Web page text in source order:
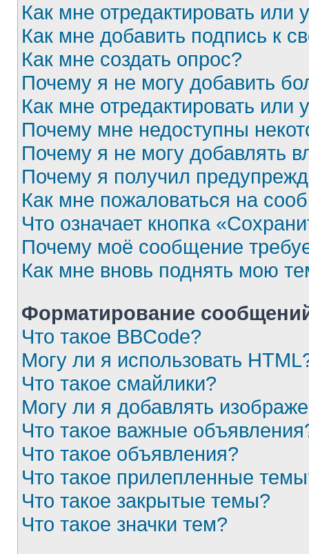
Как мне отредактировать или
Как мне добавить подпись к
Как мне создать опрос?
Почему я не могу добавить
Как мне отредактировать или
Почему мне недоступны
Почему я не могу добавлять
Почему я получил
Как мне пожаловаться на
Что означает кнопка
Почему моё сообщение
Как мне вновь поднять мою
Форматирование
Что такое BBCode?
Могу ли я использовать
Что такое смайлики?
Могу ли я добавлять
Что такое важные
Что такое объявления?
Что такое прилепленные
Что такое закрытые темы?
Что такое значки тем?